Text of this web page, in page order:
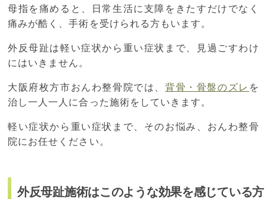
母指を痛めると、日常生活に支障をきたすだけでなく
痛みが酷く、手術を受けられる方もいます。
外反母趾は軽い症状から重い症状まで、見過ごすわけ
にはいきません。
大阪府枚方市おんわ整骨院では、背骨・骨盤のズレ を
治し一人一人に合った施術をしていきます。
軽い症状から重い症状まで、そのお悩み、おんわ整骨
院にお任せください。
外反母趾施術はこのような効果を感じている方